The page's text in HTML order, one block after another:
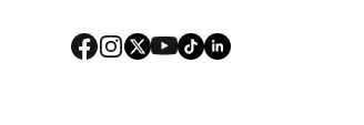
FACEBOOK
Instagram
X YouTube
TIKTOKLINKED IN